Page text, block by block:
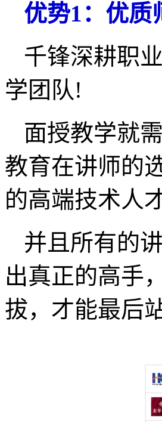
优势1：优质
千锋深耕职
学团队!
面授教学就
教育在讲师的
的高端技术人才
并且所有的
出真正的高手
拔，才能最后